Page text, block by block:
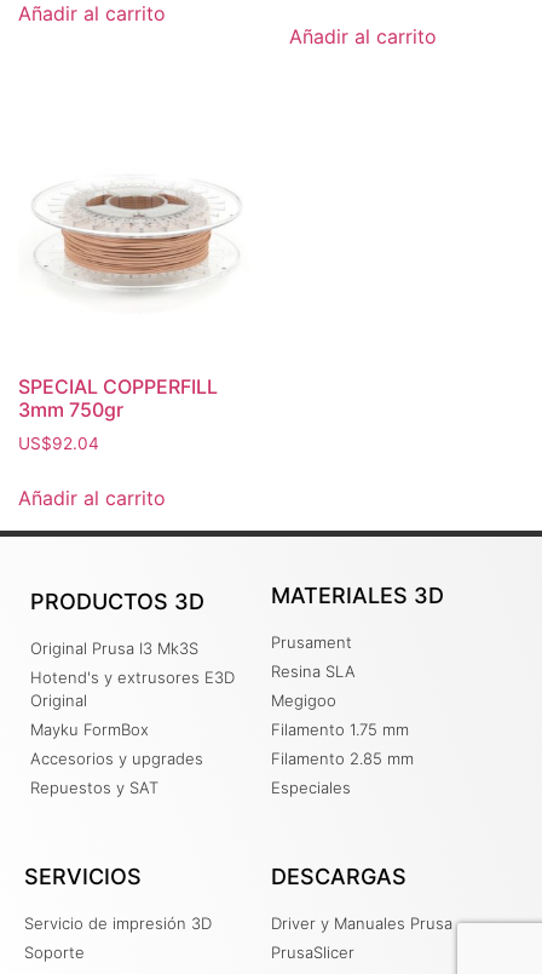
Añadir al carrito
Añadir al carrito
SPECIAL COPPERFILL
3mm 750gr
US$92.04
Añadir al carrito
PRODUCTOS 3D
Original Prusa I3 Mk3S
Hotend's y extrusores E3D
Original
Mayku FormBox
Accesorios y upgrades
Repuestos y SAT
MATERIALES 3D
Prusament
Resina SLA
Megigoo
Filamento 1.75 mm
Filamento 2.85 mm
Especiales
SERVICIOS
Servicio de impresión 3D
Soporte
DESCARGAS
Driver y Manuales Prusa
PrusaSlicer